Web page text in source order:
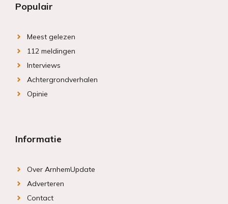
Populair
Meest gelezen
112 meldingen
Interviews
Achtergrondverhalen
Opinie
Informatie
Over ArnhemUpdate
Adverteren
Contact